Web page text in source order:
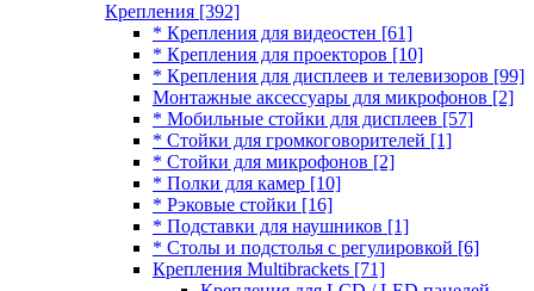
Крепления [392]
* Крепления для видеостен [61]
* Крепления для проекторов [10]
* Крепления для дисплеев и телевизоров [99]
Монтажные аксессуары для микрофонов [2]
* Мобильные стойки для дисплеев [57]
* Стойки для громкоговорителей [1]
* Стойки для микрофонов [2]
* Полки для камер [10]
* Рэковые стойки [16]
* Подставки для наушников [1]
* Столы и подстолья с регулировкой [6]
Крепления Multibrackets [71]